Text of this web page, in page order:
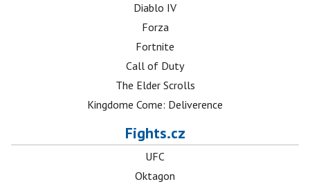
Diablo IV
Forza
Fortnite
Call of Duty
The Elder Scrolls
Kingdome Come: Deliverence
Fights.cz
UFC
Oktagon